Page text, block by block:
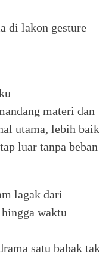
di lakon gesture
materi dan
utama, lebih baik
luar tanpa beban
lagak dari
waktu
satu babak tak